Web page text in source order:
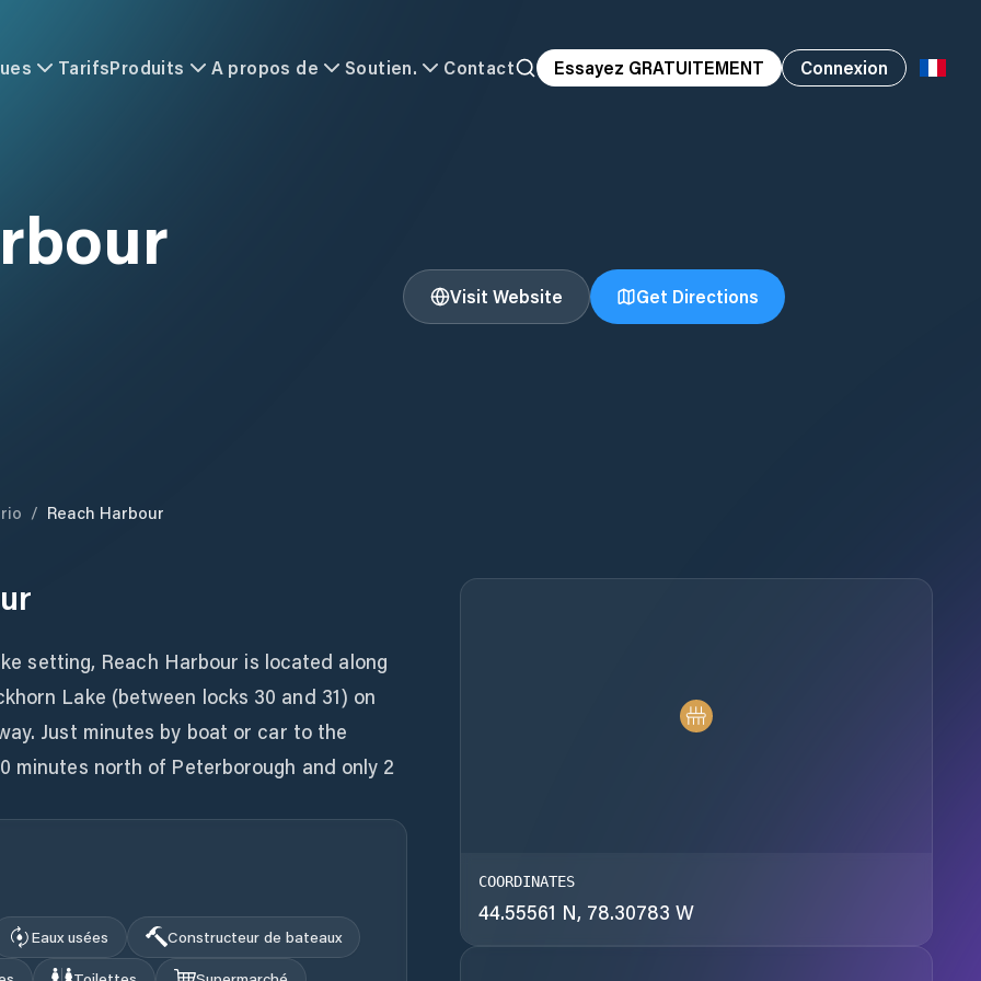
TarifsProduits A propos de Soutien. Contact Essayez GRATUITEMENT Connexion
Visit Website Get Directions
/ Reach Harbour
setting, Reach Harbour is located along
Lake (between locks 30 and 31) on
Just minutes by boat or car to the
minutes north of Peterborough and only 2
Eaux usées
Constructeur de bateaux
COORDINATES
44.55561 N, 78.30783 W